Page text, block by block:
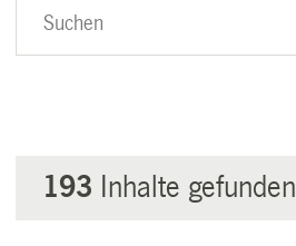
193 Inhalte gefunden